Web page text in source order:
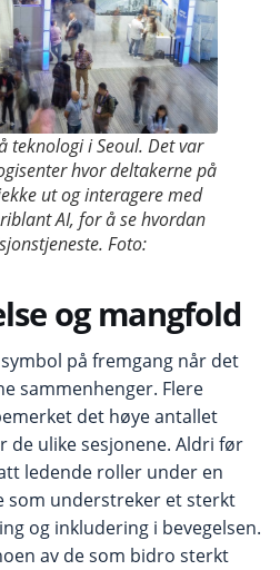
teknologi i Seoul. Det var
hvor deltakerne på
ut og interagere med
AI, for å se hvordan
Foto:
og mangfold
på fremgang når det
sammenhenger. Flere
det høye antallet
de ulike sesjonene. Aldri før
ledende roller under en
som understreker et sterkt
og inkludering i bevegelsen.
av de som bidro sterkt